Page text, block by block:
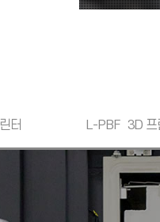
터 L-PBF 3D 프